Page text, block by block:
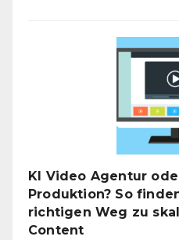
KI Video Agentur
Produktion? So
richtigen Weg zu
Content